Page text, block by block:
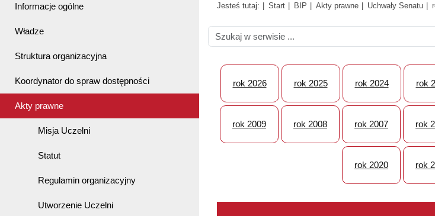
Informacje ogólne
Władze
Struktura organizacyjna
Koordynator do spraw dostępności
Akty prawne
Misja Uczelni
Statut
Regulamin organizacyjny
Utworzenie Uczelni
Jesteś tutaj: Start BIP Akty prawne Uchwały Senatu
rok 2026 rok 2025 rok 2024 rok
rok 2009 rok 2008 rok 2007 rok
rok 2020 rok